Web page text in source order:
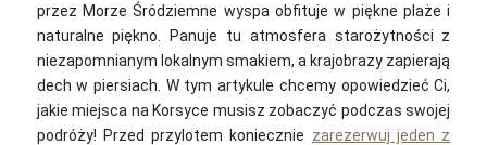
przez Morze Śródziemne wyspa obfituje w piękne plaże i
naturalne piękno. Panuje tu atmosfera starożytności z
niezapomnianym lokalnym smakiem, a krajobrazy zapierają
dech w piersiach. W tym artykule chcemy opowiedzieć Ci,
jakie miejsca na Korsyce musisz zobaczyć podczas swojej
podróży! Przed przylotem koniecznie zarezerwuj jeden z